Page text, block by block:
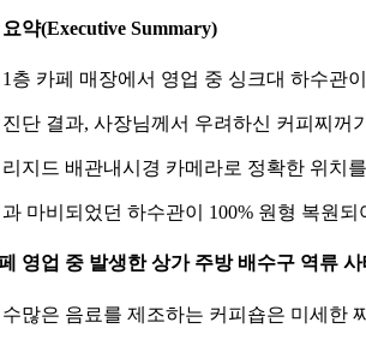
약(Executive Summary)
층 카페 매장에서 영업 중 싱크대 하수관
단 결과, 사장님께서 우려하신 커피찌꺼
지드 배관내시경 카메라로 정확한 위치
마비되었던 하수관이 100% 원형 복원
영업 중 발생한 상가 주방 배수구 역류 사
많은 음료를 제조하는 커피숍은 미세한